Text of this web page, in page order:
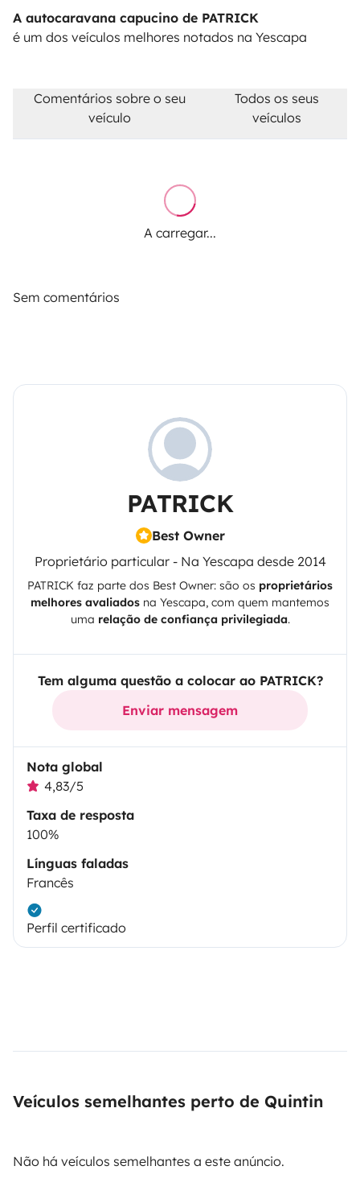
A autocaravana capucino de PATRICK
é um dos veículos melhores notados na Yescapa
Comentários sobre o seu
veículo
Todos os seus
veículos
A carregar...
Sem comentários
PATRICK
Best Owner
Proprietário particular - Na Yescapa desde 2014
PATRICK faz parte dos Best Owner: são os proprietários
melhores avaliados na Yescapa, com quem mantemos
uma relação de confiança privilegiada.
Tem alguma questão a colocar ao PATRICK?
Enviar mensagem
Nota global
4,83/5
Taxa de resposta
100%
Línguas faladas
Francês
Perfil certificado
Veículos semelhantes perto de Quintin
Não há veículos semelhantes a este anúncio.